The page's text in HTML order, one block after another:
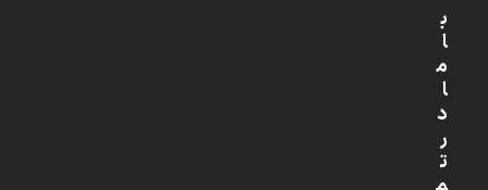
ب
ا
م
ا
د
ر
ت